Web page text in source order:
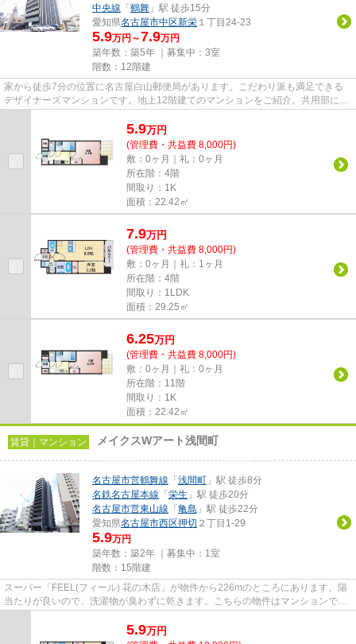
中央線 「 鶴舞 」駅 徒歩15分
愛知県名古屋市中区新栄 １丁目24-23
5.9万円～7.9万円
築年数：築5年 ｜募集中： 3室
階数：12階建
家から徒歩7分の位置に名古屋白山郵便局があります。こだわり派も満足できる
デザイナーズマンションです。地上12階建てのマンションをご紹介。共用部には
5.9万円
(管理費・共益費 8,000円)
敷：0ヶ月｜礼：0ヶ月
所在階：4階
間取り：1K
面積：22.42㎡
7.9万円
(管理費・共益費 8,000円)
敷：0ヶ月｜礼：1ヶ月
所在階：4階
間取り：1LDK
面積：29.25㎡
6.25万円
(管理費・共益費 8,000円)
敷：0ヶ月｜礼：0ヶ月
所在階：11階
間取り：1K
面積：22.42㎡
賃貸｜マンション メイクスWアート浅間町
名古屋市営鶴舞線 「 浅間町 」駅 徒歩8分
名鉄名古屋本線 「 栄生 」駅 徒歩20分
名古屋市営東山線 「 亀島 」駅 徒歩22分
愛知県名古屋市西区押切 ２丁目1-29
5.9万円
築年数：築2年 ｜募集中： 1室
階数：15階建
スーパー「FEEL(フィール) 花の木店」が物件から226mのところにあります。陽
当たりが良いので、洗濯物が臭わずに乾きます。こちらの物件はマンションで
5.9万円